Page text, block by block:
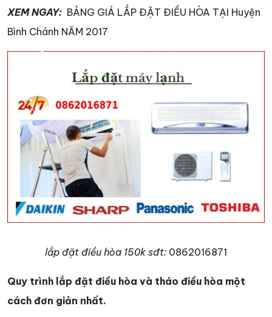
XEM NGAY: BẢNG GIÁ LẮP ĐẶT ĐIỀU HÒA TẠI Huyện
Bình Chánh NĂM 2017
lắp đặt điều hòa 150k sđt: 0862016871
Quy trình lắp đặt điều hòa và tháo điều hòa một
cách đơn giản nhất.